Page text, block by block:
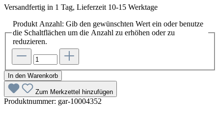
Versandfertig in 1 Tag, Lieferzeit 10-15 Werktage
Produkt Anzahl: Gib den gewünschten Wert ein oder benutze
die Schaltflächen um die Anzahl zu erhöhen oder zu
reduzieren.
In den Warenkorb
Zum Merkzettel hinzufügen
Produktnummer: gar-10004352